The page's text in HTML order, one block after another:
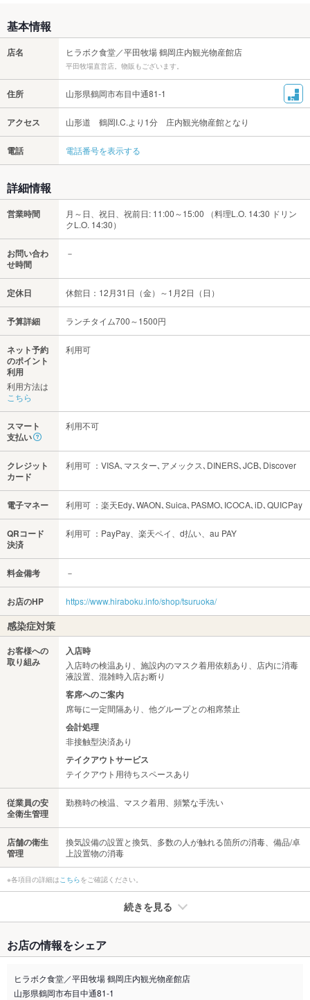
基本情報
店名 ヒラボク食堂／平田牧場 鶴岡庄内観光物産館店
平田牧場直営店。物販もございます。
住所 山形県鶴岡市布目中通81-1
アクセス 山形道 鶴岡I.C.より1分 庄内観光物産館となり
電話 電話番号を表示する
詳細情報
営業時間
月～日、祝日、祝前日: 11:00～15:00 （料理L.O. 14:30 ドリン
クL.O. 14:30）
お問い合わ
せ時間
－
定休日 休館日：12月31日（金）～1月2日（日）
予算詳細 ランチタイム700～1500円
ネット予約
のポイント
利用
利用方法は
こちら
利用可
スマート
支払い
利用不可
クレジット
カード
利用可 ：VISA､マスター､アメックス､DINERS､JCB､Discover
電子マネー 利用可 ：楽天Edy､WAON､Suica､PASMO､ICOCA､iD､QUICPay
QRコード
決済
利用可 ：PayPay、楽天ペイ、d払い、au PAY
料金備考 －
お店のHP https://www.hiraboku.info/shop/tsuruoka/
感染症対策
お客様への
取り組み
入店時
入店時の検温あり、施設内のマスク着用依頼あり、店内に消毒
液設置、混雑時入店お断り
客席へのご案内
席毎に一定間隔あり、他グループとの相席禁止
会計処理
非接触型決済あり
テイクアウトサービス
テイクアウト用待ちスペースあり
従業員の安
全衛生管理
勤務時の検温、マスク着用、頻繁な手洗い
店舗の衛生
管理
換気設備の設置と換気、多数の人が触れる箇所の消毒、備品/卓
上設置物の消毒
※各項目の詳細は こちらをご確認ください。
続きを見る
禁煙・喫煙 全席禁煙
喫煙専用室 なし
お店の情報をシェア
ヒラボク食堂／平田牧場 鶴岡庄内観光物産館店
山形県鶴岡市布目中通81-1